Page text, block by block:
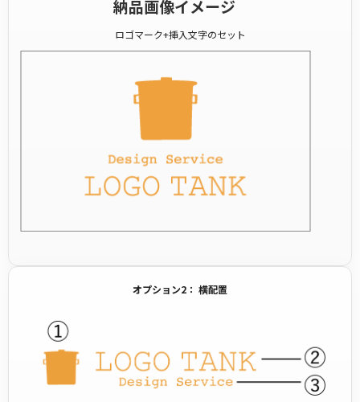
納品画像イメージ
ロゴマーク+挿入文字のセット
オプション2： 横配置